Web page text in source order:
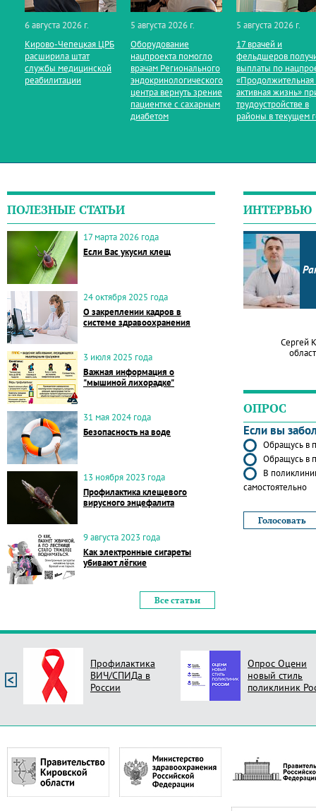
6 августа 2026 г.
Кирово‑Чепецкая ЦРБ
расширила штат
службы медицинской
реабилитации
5 августа 2026 г.
Оборудование
нацпроекта помогло
врачам Регионального
эндокринологического
центра вернуть зрение
пациентке с сахарным
диабетом
5 августа 2026 г.
17 врачей и
фельдшеров
выплаты по
«Продолжительная
активная жизнь»
трудоустройстве в
районы в текущем
ПОЛЕЗНЫЕ СТАТЬИ
17 марта 2026 года
Если Вас укусил клещ
24 октября 2025 года
О закреплении кадров в
системе здравоохранения
3 июля 2025 года
Важная информация о
"мышиной лихорадке"
31 мая 2024 года
Безопасность на воде
13 ноября 2023 года
Профилактика клещевого
вирусного энцефалита
9 августа 2023 года
Как электронные сигареты
убивают лёгкие
Все статьи
ИНТЕРВЬЮ
Сергей
ОПРОС
Если вы
Обращусь в
Обращусь в
В
самостоятельно
Профилактика
ВИЧ/СПИДа в
России
Опрос Оцени
новый стиль
поликлиник